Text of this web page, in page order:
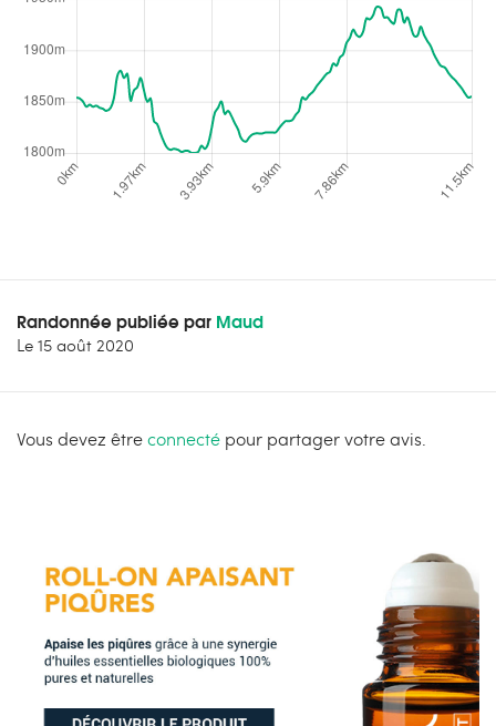
Randonnée publiée par Maud
Le 15 août 2020
Vous devez êtreconnecté pour partager votre avis.